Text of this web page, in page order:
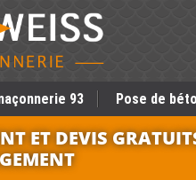
93 Pose de
ET DEVIS